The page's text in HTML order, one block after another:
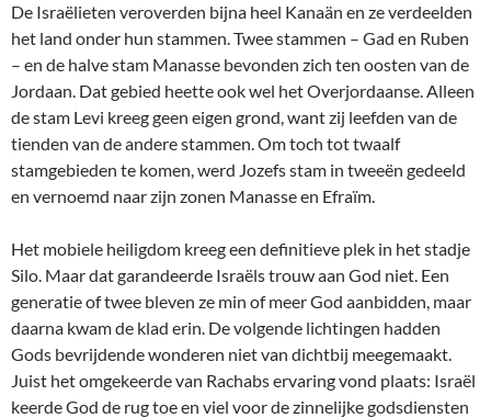
De Israëlieten veroverden bijna heel Kanaän en ze verdeelden
het land onder hun stammen. Twee stammen – Gad en Ruben
– en de halve stam Manasse bevonden zich ten oosten van de
Jordaan. Dat gebied heette ook wel het Overjordaanse. Alleen
de stam Levi kreeg geen eigen grond, want zij leefden van de
tienden van de andere stammen. Om toch tot twaalf
stamgebieden te komen, werd Jozefs stam in tweeën gedeeld
en vernoemd naar zijn zonen Manasse en Efraïm.
Het mobiele heiligdom kreeg een definitieve plek in het stadje
Silo. Maar dat garandeerde Israëls trouw aan God niet. Een
generatie of twee bleven ze min of meer God aanbidden, maar
daarna kwam de klad erin. De volgende lichtingen hadden
Gods bevrijdende wonderen niet van dichtbij meegemaakt.
Juist het omgekeerde van Rachabs ervaring vond plaats: Israël
keerde God de rug toe en viel voor de zinnelijke godsdiensten